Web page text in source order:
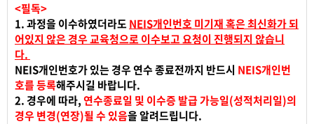
<필독>
1. 과정을 이수하였더라도NEIS개인번호 미기재 혹은 최신화가 되
어있지 않은 경우 교육청으로 이수보고 요청이 진행되지 않습니
다.
NEIS개인번호가 있는 경우 연수 종료전까지 반드시 NEIS개인번
호를 등록해주시길 바랍니다.
2. 경우에 따라,연수종료일 및 이수증 발급 가능일(성적처리일)의
경우 변경(연장)될 수 있음을 알려드립니다.